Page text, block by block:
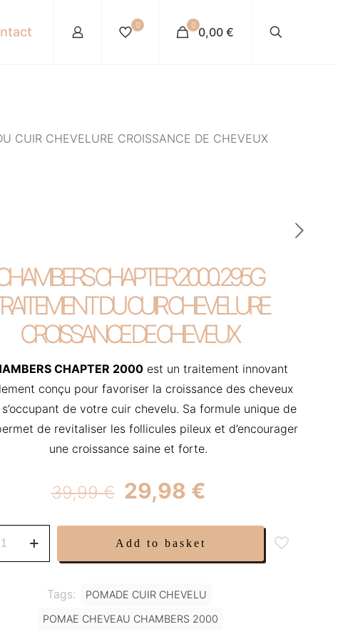
0 0 0,00 €
CUIR CHEVELURE CROISSANCE DE CHEVEUX
CHAPTER 2000. 295G
DU CUIR CHEVELURE
CROISSANCE DE CHEVEUX
CHAPTER 2000 est un traitement innovant
conçu pour favoriser la croissance des cheveux
de votre cuir chevelu. Sa formule unique de
de revitaliser les follicules pileux et d’encourager
une croissance saine et forte.
39,99€ Original
price
was:
39,99 €.
29,98 €
is:
29,98 €.
Add to basket
Tags:
POMADE CUIR CHEVELU
POMAE CHEVEAU CHAMBERS 2000